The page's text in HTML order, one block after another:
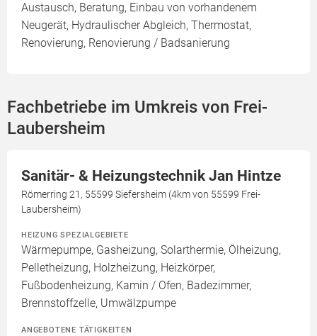
Austausch, Beratung, Einbau von vorhandenem
Neugerät, Hydraulischer Abgleich, Thermostat,
Renovierung, Renovierung / Badsanierung
Fachbetriebe im Umkreis von Frei-
Laubersheim
Sanitär- & Heizungstechnik Jan Hintze
Römerring 21, 55599 Siefersheim (4km von 55599 Frei-
Laubersheim)
HEIZUNG SPEZIALGEBIETE
Wärmepumpe, Gasheizung, Solarthermie, Ölheizung,
Pelletheizung, Holzheizung, Heizkörper,
Fußbodenheizung, Kamin / Ofen, Badezimmer,
Brennstoffzelle, Umwälzpumpe
ANGEBOTENE TÄTIGKEITEN